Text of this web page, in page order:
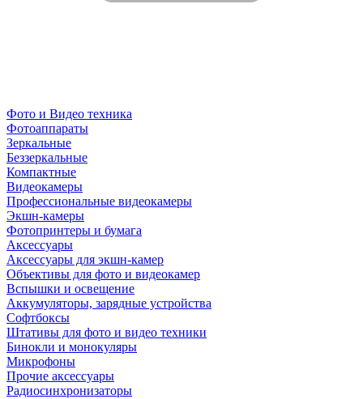
Фото и Видео техника
Фотоаппараты
Зеркальные
Беззеркальные
Компактные
Видеокамеры
Профессиональные видеокамеры
Экшн-камеры
Фотопринтеры и бумага
Аксессуары
Аксессуары для экшн-камер
Объективы для фото и видеокамер
Вспышки и освещение
Аккумуляторы, зарядные устройства
Софтбоксы
Штативы для фото и видео техники
Бинокли и монокуляры
Микрофоны
Прочие аксессуары
Радиосинхронизаторы